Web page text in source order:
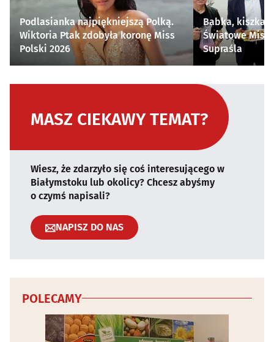
Podlasianka najpiękniejszą Polką.
Wiktoria Ptak zdobyła koronę Miss
Polski 2026
Babka, kiszka i
Światowe
Supraśla
MASZ CIEKAWY TEMAT?
Wiesz, że zdarzyło się coś interesującego w
Białymstoku lub okolicy? Chcesz abyśmy
o czymś napisali?
NAPISZ DO NAS
POLECAMY